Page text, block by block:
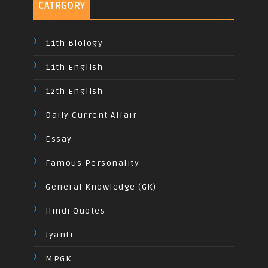
CATRGORY
11th Biology
11th English
12th English
Daily Current Affair
Essay
Famous Personality
General Knowledge (GK)
Hindi Quotes
Jyanti
MPGK